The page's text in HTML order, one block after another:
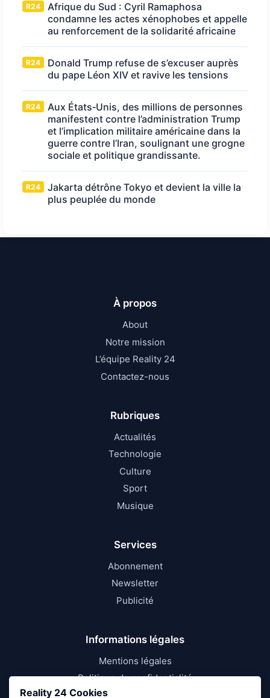
Reality 24 Cookies
R24
Afrique du Sud : Cyril Ramaphosa
condamne les actes xénophobes et appelle
au renforcement de la solidarité africaine
R24
Donald Trump refuse de s’excuser auprès
du pape Léon XIV et ravive les tensions
R24
Aux États‑Unis, des millions de personnes
manifestent contre l’administration Trump
et l’implication militaire américaine dans la
guerre contre l’Iran, soulignant une grogne
sociale et politique grandissante.
R24
Jakarta détrône Tokyo et devient la ville la
plus peuplée du monde
À propos
About
Notre mission
L’équipe Reality 24
Contactez-nous
Rubriques
Actualités
Technologie
Culture
Sport
Musique
Services
Abonnement
Newsletter
Publicité
Informations légales
Mentions légales
Politique de confidentialité
Conditions d’utilisation